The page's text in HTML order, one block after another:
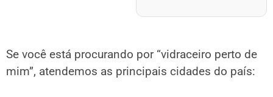
Se você está procurando por “vidraceiro perto de
mim”, atendemos as principais cidades do país: